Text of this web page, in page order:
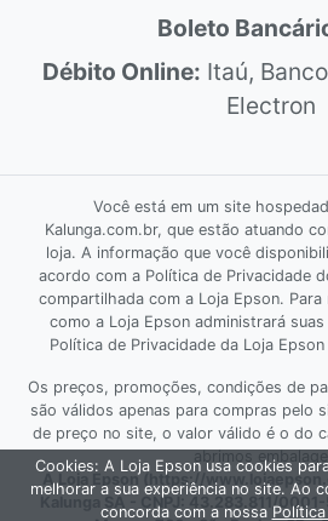
Boleto
Débito Online: Itaú,
Electron
Você está em um site
Kalunga.com.br, que estão atuando
loja. A informação que você
acordo com a Política de Privacidade
compartilhada com a Loja Epson.
como a Loja Epson administrará
Política de Privacidade da Loja
Os preços, promoções, condições de
são válidos apenas para compras pelo
de preço no site, o valor válido é o do
abrimos
A Loja Epson (https://
Kalunga SA - CNPJ: 43.283.811/0001-
Cookies: A Loja Epson usa cookies
melhorar a sua experiência no site. Ao
concorda com a nossa